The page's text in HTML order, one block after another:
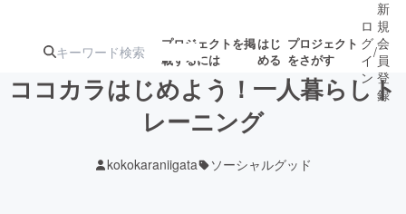
プロジェクトを掲
載するには
はじ
める
プロジェクト
をさがす
ターン
ジェクト
ロジェクト
ロ
グ
イ
ン
/
新
規
会
員
登
録
ココカラはじめよう！一人暮らしト
レーニング
kokokaraniigata ソーシャルグッド